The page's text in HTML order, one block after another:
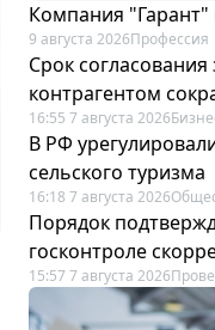
Компания "Гарант"
9 августа 2026Профессия
Срок
контрагентом
16:55 7 августа 2026
В РФ
сельского туризма
16:18 7 августа 2026
Порядок
госконтроле
15:57 7 августа 2026